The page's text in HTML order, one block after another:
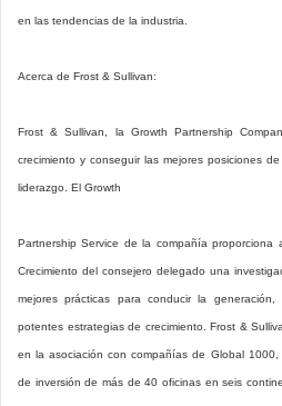
en las tendencias de la industria.
Acerca de Frost & Sullivan:
Frost & Sullivan, la Growth Partnership
crecimiento y conseguir las mejores posiciones
liderazgo. El Growth
Partnership Service de la compañía
Crecimiento del consejero delegado una
mejores prácticas para conducir la
potentes estrategias de crecimiento. Frost &
en la asociación con compañías de Global
de inversión de más de 40 oficinas en seis